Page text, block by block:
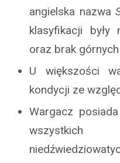
angielska nazwa
klasyfikacji były
oraz brak
U większości
kondycji ze
Wargacz
wszystkich